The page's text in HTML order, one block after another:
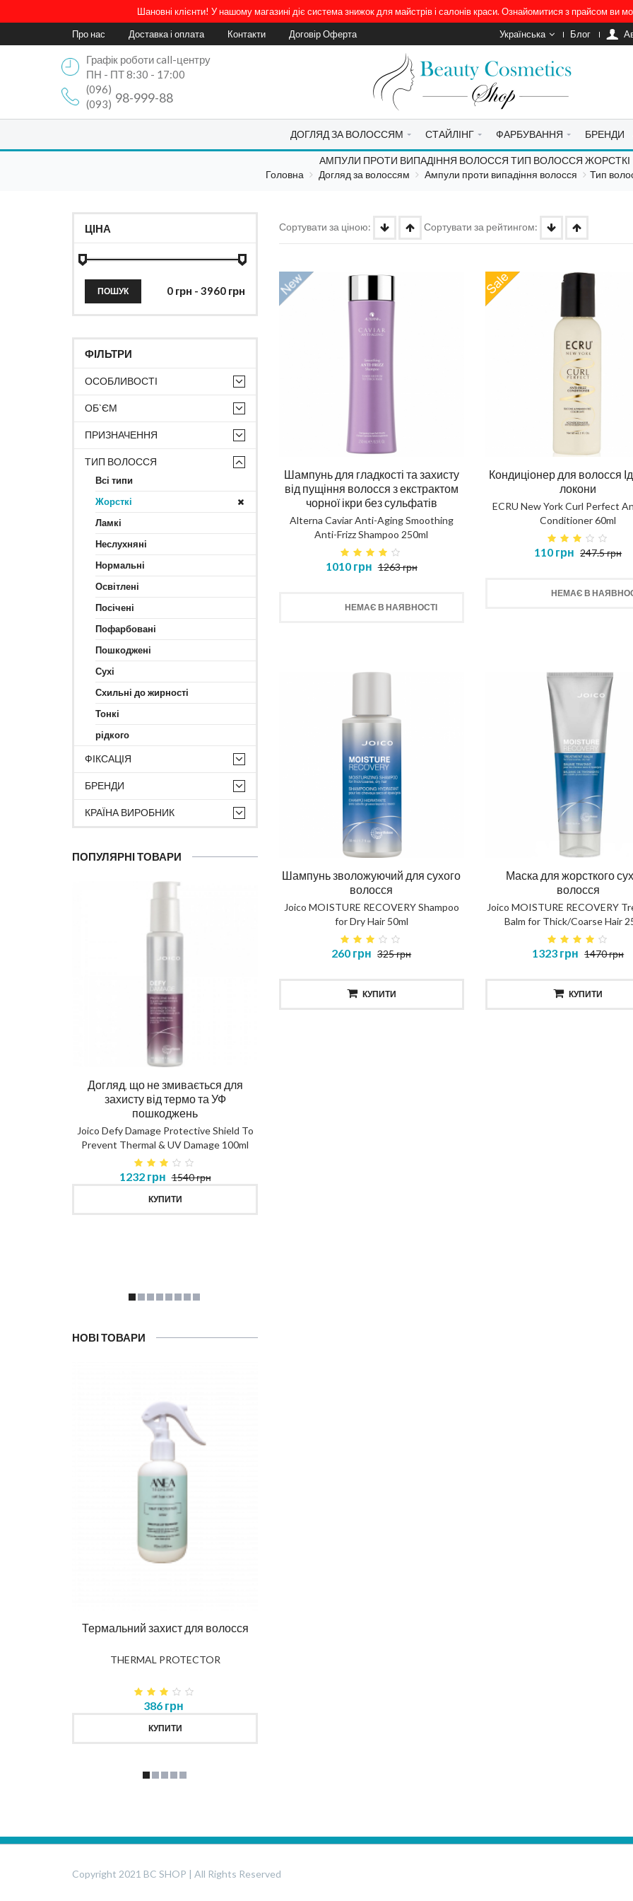
Шановні клієнти! У нашому магазині діє система знижок для майстрів і салонів краси. Ознайомитися з прайсом
Про нас
Доставка і оплата Контакти Договір Оферта Українська Блог
Графік роботи call-центру
ПН - ПТ 8:30 - 17:00
(096)
98-999-88
(093)
ДОГЛЯД ЗА ВОЛОССЯМ СТАЙЛІНГ ФАРБУВАННЯ БРЕНДИ
АМПУЛИ ПРОТИ ВИПАДІННЯ ВОЛОССЯ ТИП ВОЛОССЯ ЖОРСТКІ
Головна
Догляд за волоссям Ампули проти випадіння волосся Тип
ЦІНА
ПОШУК
ФІЛЬТРИ
ОСОБЛИВОСТІ
ОБ`ЄМ
ПРИЗНАЧЕННЯ
ТИП ВОЛОССЯ
Всі типи
Жорсткі
Ламкі
Неслухняні
Нормальні
Освітлені
Посічені
Пофарбовані
Пошкоджені
Сухі
Схильні до жирності
Тонкі
рідкого
ФІКСАЦІЯ
БРЕНДИ
КРАЇНА ВИРОБНИК
ПОПУЛЯРНІ ТОВАРИ
Догляд, що не змивається для
захисту від термо та УФ
пошкоджень
Joico Defy Damage Protective Shield To
Prevent Thermal & UV Damage 100ml
1232 грн 1540 грн
КУПИТИ
НОВІ ТОВАРИ
Термальний захист для волосся
THERMAL PROTECTOR
386 грн
КУПИТИ
Сортувати за ціною: Сортувати за рейтингом:
Шампунь для гладкості та захисту
від пущіння волосся з екстрактом
чорної ікри без сульфатів
Alterna Caviar Anti-Aging Smoothing
Anti-Frizz Shampoo 250ml
1010 грн 1263 грн
НЕМАЄ В НАЯВНОСТІ
Кондиціонер для волосся
локони
ECRU New York Curl Perfect
Conditioner 60ml
110 грн 247.5 грн
НЕМАЄ В
Шампунь зволожуючий для сухого
волосся
Joico MOISTURE RECOVERY Shampoo
for Dry Hair 50ml
260 грн 325 грн
КУПИТИ
Маска для жорсткого
волосся
Joico MOISTURE RECOVERY
Balm for Thick/Coarse Hair
1323 грн 1470 грн
КУПИТИ
Copyright 2021 BC SHOP | All Rights Reserved